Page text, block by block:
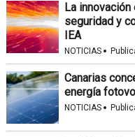
La
seguridad y
IEA
NOTICIAS ·
Canarias
energía
NOTICIAS ·